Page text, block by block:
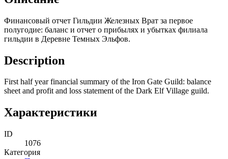
Финансовый отчет Гильдии Железных Врат за первое
полугодие: баланс и отчет о прибылях и убытках филиала
гильдии в Деревне Темных Эльфов.
Description
First half year financial summary of the Iron Gate Guild: balance
sheet and profit and loss statement of the Dark Elf Village guild.
Характеристики
ID
1076
Категория